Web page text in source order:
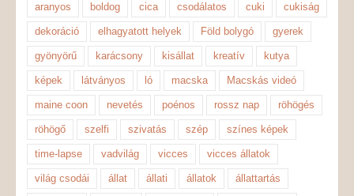
aranyos boldog cica csodálatos cuki cukiság
dekoráció elhagyatott helyek Föld bolygó gyerek
gyönyörű karácsony kisállat kreatív kutya
képek látványos ló macska Macskás videó
maine coon nevetés poénos rossz nap röhögés
röhögő szelfi szivatás szép színes képek
time-lapse vadvilág vicces vicces állatok
világ csodái állat állati állatok állattartás